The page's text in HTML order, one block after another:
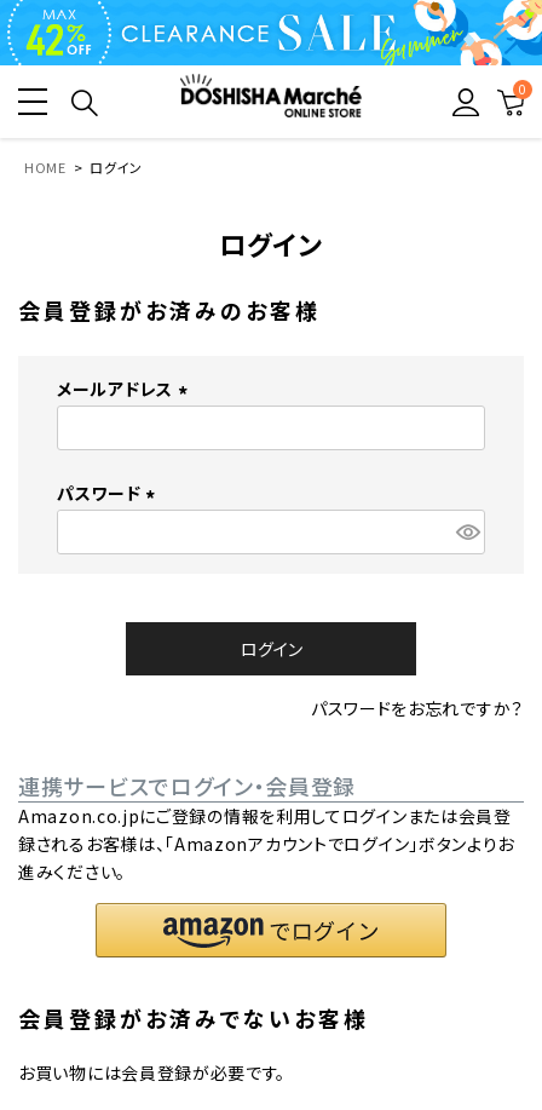
0
HOME ログイン
ログイン
会員登録がお済みのお客様
メールアドレス
必
パスワード
必
ログイン
パスワードをお忘れですか？
連携サービスでログイン・会員登録
Amazon.co.jpにご登録の情報を利用してログインまたは会員登
録されるお客様は、「Amazonアカウントでログイン」ボタンよりお
進みください。
会員登録がお済みでないお客様
お買い物には会員登録が必要です。